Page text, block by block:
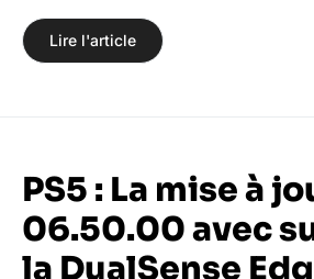
Lire l'article
PS5 : La mise à
06.50.00 avec
la DualSense